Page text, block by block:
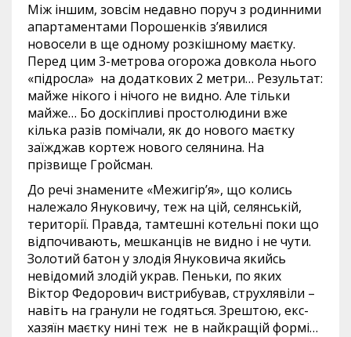
Між іншим, зовсім недавно поруч з родинними
апартаментами Порошенків з’явилися
новосели в ще одному розкішному маєтку.
Перед цим 3-метрова огорожа довкола нього
«підросла» на додаткових 2 метри… Результат:
майже нікого і нічого не видно. Але тільки
майже… Бо доскіпливі простолюдини вже
кілька разів помічали, як до нового маєтку
заїжджав кортеж нового селянина. На
прізвище Гройсман.
До речі знамените «Межигір’я», що колись
належало Януковичу, теж на цій, селянській,
території. Правда, тамтешні котельні поки що
відпочивають, мешканців не видно і не чути.
Золотий батон у злодія Януковича якийсь
невідомий злодій украв. Пеньки, по яких
Віктор Федорович вистрибував, струхлявіли –
навіть на гранули не годяться. Зрештою, екс-
хазяїн маєтку нині теж не в найкращій формі…